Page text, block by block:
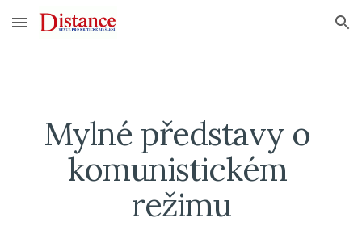
Skip to main content Skip to navigation
Mylné představy o
komunistickém
režimu